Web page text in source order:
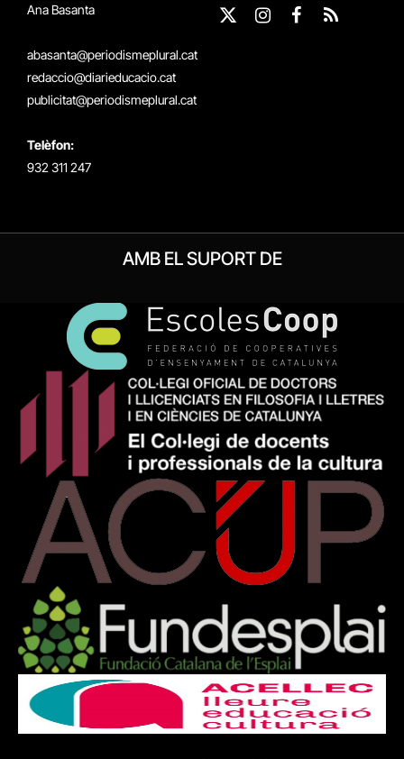
Ana Basanta
abasanta@periodismeplural.cat
redaccio@diarieducacio.cat
publicitat@periodismeplural.cat
Telèfon:
932 311 247
X
InstagramFacebook
RSS
AMB EL SUPORT DE